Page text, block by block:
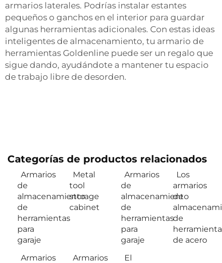
armarios laterales. Podrías instalar estantes
pequeños o ganchos en el interior para guardar
algunas herramientas adicionales. Con estas ideas
inteligentes de almacenamiento, tu armario de
herramientas Goldenline puede ser un regalo que
sigue dando, ayudándote a mantener tu espacio
de trabajo libre de desorden.
Categorías de productos relacionados
Armarios
de
almacenamiento
de
herramientas
para
garaje
Metal
tool
storage
cabinet
Armarios
de
almacenamiento
de
herramientas
para
garaje
Los
armarios
de
de
de acero
Armarios
Armarios
El